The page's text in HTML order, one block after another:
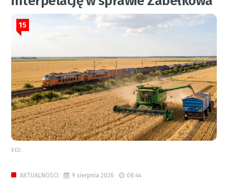
15
RED.
AKTUALNOŚCI 9 sierpnia 2026 08:44